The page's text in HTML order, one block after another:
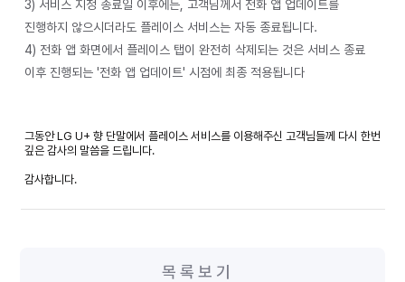
3) 서비스 지정 종료일 이후에는, 고객님께서 전화 앱 업데이트를
진행하지 않으시더라도 플레이스 서비스는 자동 종료됩니다.
4) 전화 앱 화면에서 플레이스 탭이 완전히 삭제되는 것은 서비스 종료
이후 진행되는 '전화 앱 업데이트' 시점에 최종 적용됩니다
그동안 LG U+ 향 단말에서 플레이스 서비스를 이용해주신 고객님들께 다시 한번
깊은 감사의 말씀을 드립니다.
감사합니다.
목 록 보 기